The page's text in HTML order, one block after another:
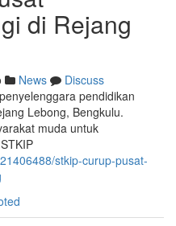
di Rejang
News
Discuss
pendidikan
Lebong, Bengkulu.
muda untuk
stkip-curup-pusat-